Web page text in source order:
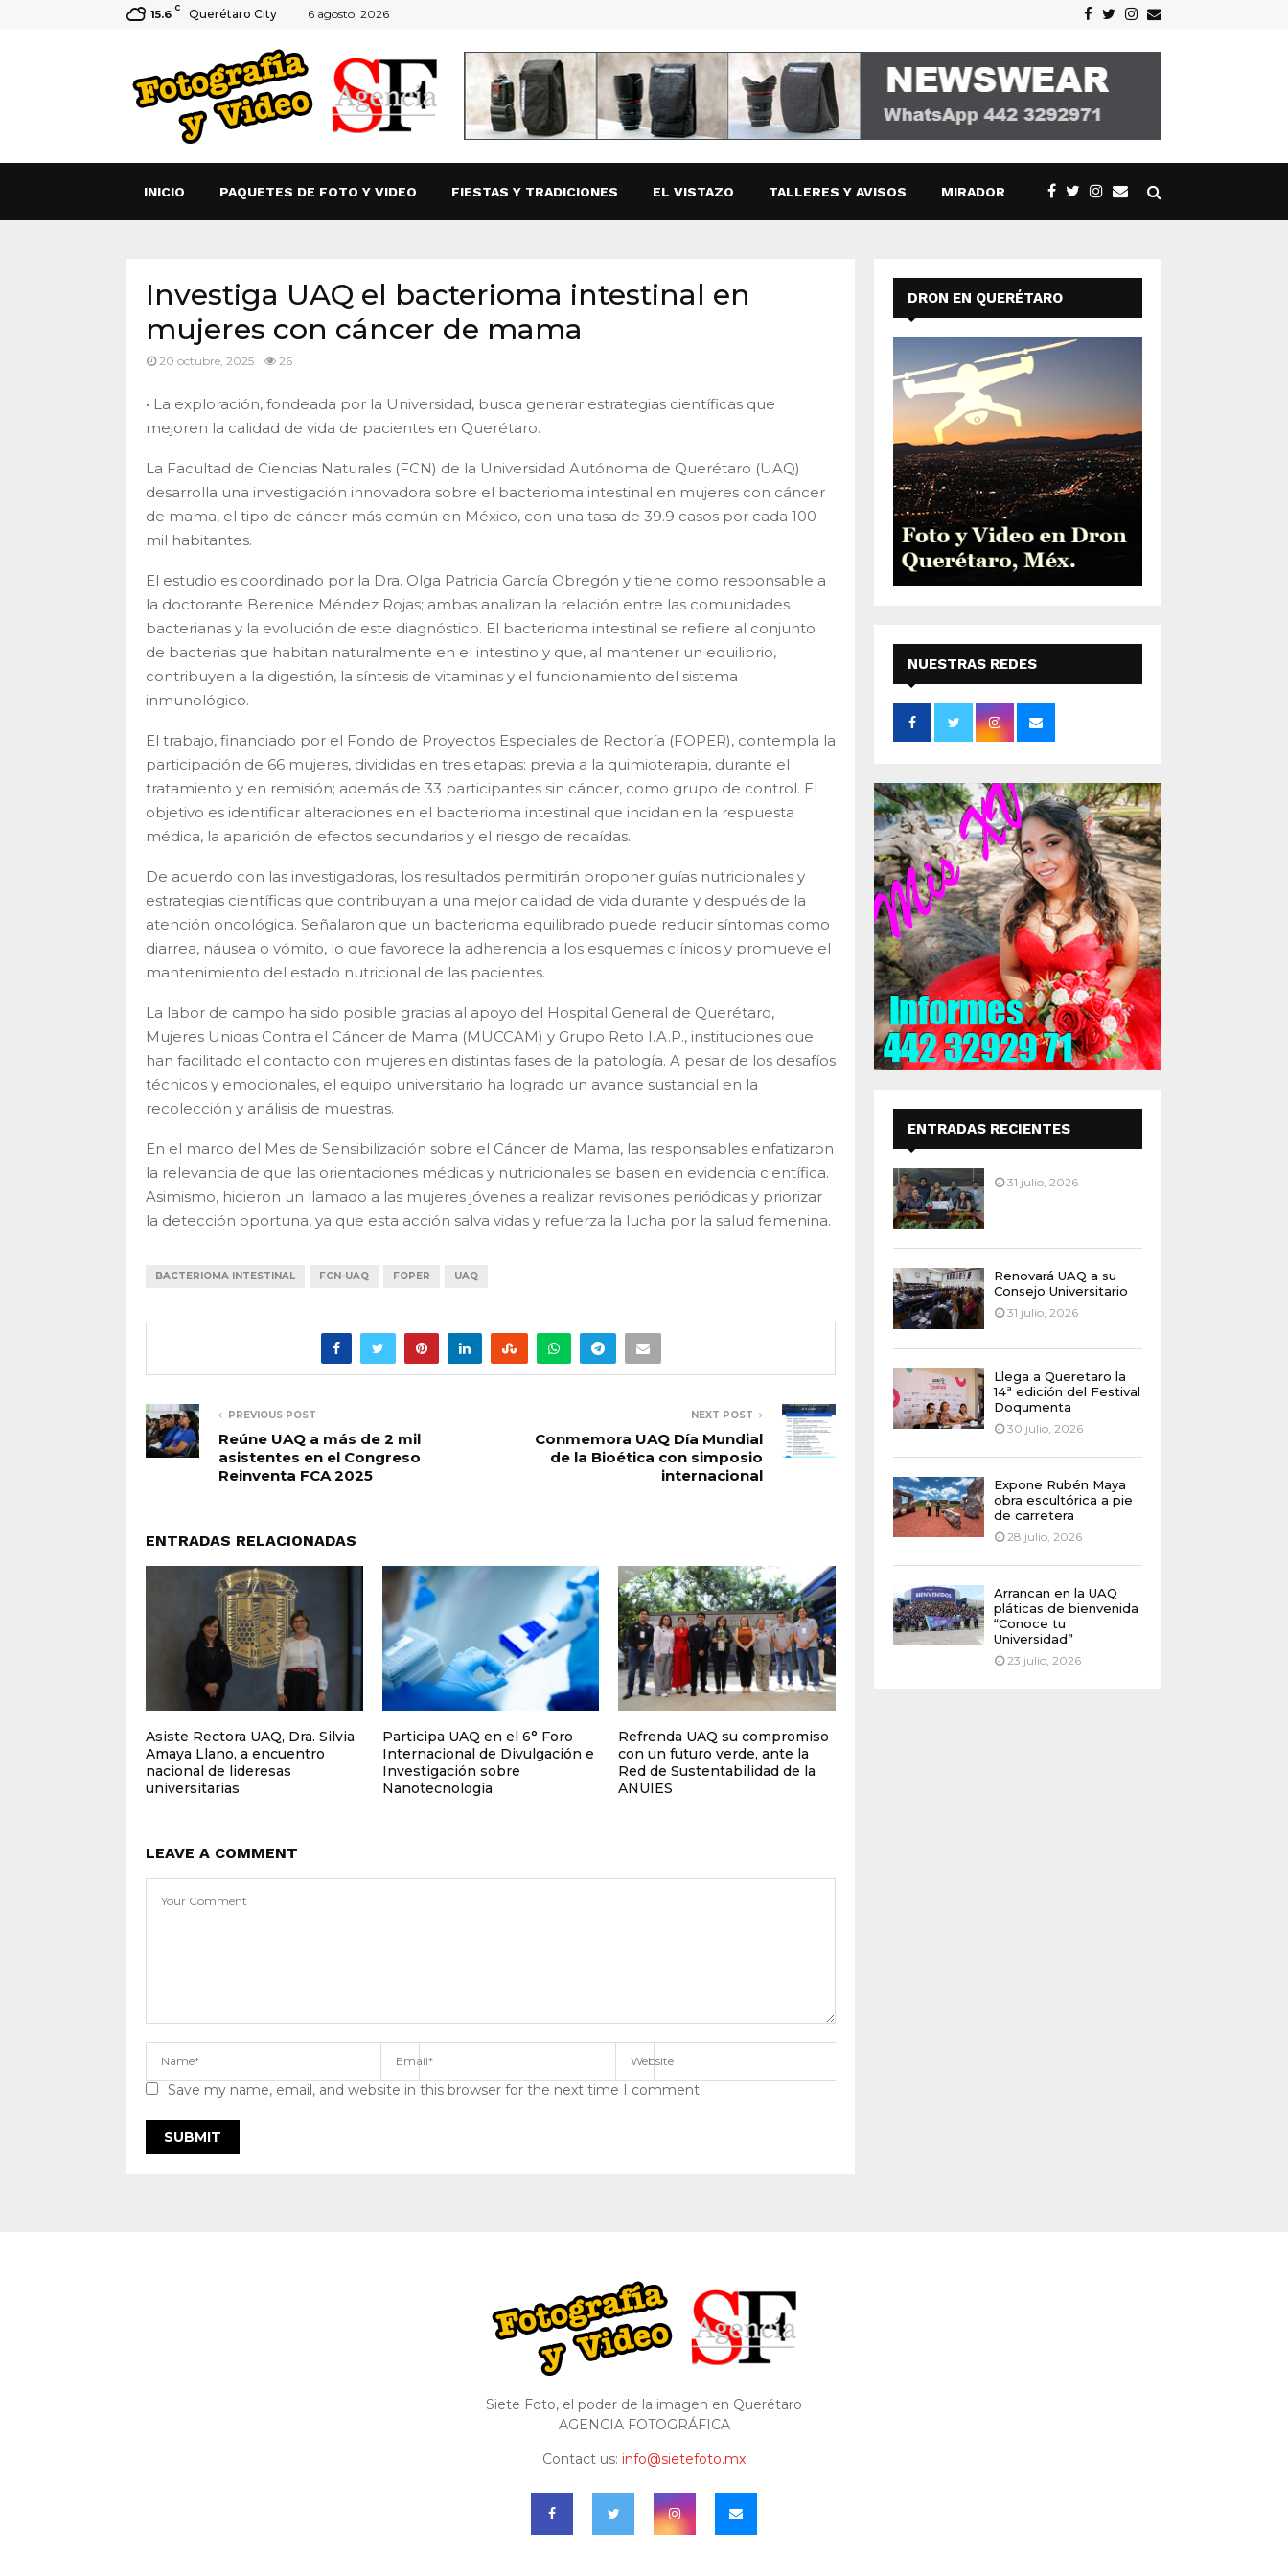
15.6 C Querétaro City 6 agosto, 2026 Facebook
TwitterInstagram
Email
INICIO PAQUETES DE FOTO Y VIDEO FIESTAS Y TRADICIONES EL VISTAZO TALLERES Y AVISOS MIRADOR
Investiga UAQ el bacterioma intestinal en
mujeres con cáncer de mama
20 octubre, 2025 26
• La exploración, fondeada por la Universidad, busca generar estrategias científicas que
mejoren la calidad de vida de pacientes en Querétaro.
La Facultad de Ciencias Naturales (FCN) de la Universidad Autónoma de Querétaro (UAQ)
desarrolla una investigación innovadora sobre el bacterioma intestinal en mujeres con cáncer
de mama, el tipo de cáncer más común en México, con una tasa de 39.9 casos por cada 100
mil habitantes.
El estudio es coordinado por la Dra. Olga Patricia García Obregón y tiene como responsable a
la doctorante Berenice Méndez Rojas; ambas analizan la relación entre las comunidades
bacterianas y la evolución de este diagnóstico. El bacterioma intestinal se refiere al conjunto
de bacterias que habitan naturalmente en el intestino y que, al mantener un equilibrio,
contribuyen a la digestión, la síntesis de vitaminas y el funcionamiento del sistema
inmunológico.
El trabajo, financiado por el Fondo de Proyectos Especiales de Rectoría (FOPER), contempla la
participación de 66 mujeres, divididas en tres etapas: previa a la quimioterapia, durante el
tratamiento y en remisión; además de 33 participantes sin cáncer, como grupo de control. El
objetivo es identificar alteraciones en el bacterioma intestinal que incidan en la respuesta
médica, la aparición de efectos secundarios y el riesgo de recaídas.
De acuerdo con las investigadoras, los resultados permitirán proponer guías nutricionales y
estrategias científicas que contribuyan a una mejor calidad de vida durante y después de la
atención oncológica. Señalaron que un bacterioma equilibrado puede reducir síntomas como
diarrea, náusea o vómito, lo que favorece la adherencia a los esquemas clínicos y promueve el
mantenimiento del estado nutricional de las pacientes.
La labor de campo ha sido posible gracias al apoyo del Hospital General de Querétaro,
Mujeres Unidas Contra el Cáncer de Mama (MUCCAM) y Grupo Reto I.A.P., instituciones que
han facilitado el contacto con mujeres en distintas fases de la patología. A pesar de los desafíos
técnicos y emocionales, el equipo universitario ha logrado un avance sustancial en la
recolección y análisis de muestras.
En el marco del Mes de Sensibilización sobre el Cáncer de Mama, las responsables enfatizaron
la relevancia de que las orientaciones médicas y nutricionales se basen en evidencia científica.
Asimismo, hicieron un llamado a las mujeres jóvenes a realizar revisiones periódicas y priorizar
la detección oportuna, ya que esta acción salva vidas y refuerza la lucha por la salud femenina.
BACTERIOMA INTESTINAL FCN-UAQ FOPER UAQ
PREVIOUS POST
Reúne UAQ a más de 2 mil
asistentes en el Congreso
Reinventa FCA 2025
NEXT POST
Conmemora UAQ Día Mundial
de la Bioética con simposio
internacional
ENTRADAS RELACIONADAS
Asiste Rectora UAQ, Dra. Silvia
Amaya Llano, a encuentro
nacional de lideresas
universitarias
Participa UAQ en el 6° Foro
Internacional de Divulgación e
Investigación sobre
Nanotecnología
Refrenda UAQ su compromiso
con un futuro verde, ante la
Red de Sustentabilidad de la
ANUIES
LEAVE A COMMENT
Save my name, email, and website in this browser for the next time I comment.
DRON EN QUERÉTARO
NUESTRAS REDES
SOCIALES
ENTRADAS RECIENTES
31 julio, 2026
Renovará UAQ a su
Consejo Universitario
31 julio, 2026
Llega a Queretaro la
14ª edición del Festival
Doqumenta
30 julio, 2026
Expone Rubén Maya
obra escultórica a pie
de carretera
28 julio, 2026
Arrancan en la UAQ
pláticas de bienvenida
“Conoce tu
Universidad”
23 julio, 2026
Siete Foto, el poder de la imagen en Querétaro
AGENCIA FOTOGRÁFICA
Contact us: info@sietefoto.mx